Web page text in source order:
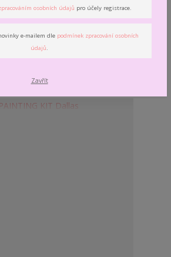
D´ART CDA
strana
osobních údajů pro účely registrace.
e-mailem dle podmínek zpracování osobních
údajů.
Zavřít